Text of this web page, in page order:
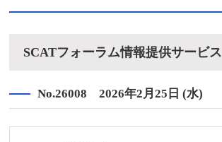
SCATフォーラム情報提供サービス
No.26008 2026年2月25日 (水)